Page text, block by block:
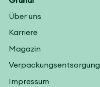
Über uns
Karriere
Magazin
Verpackungsentsorgung
Impressum